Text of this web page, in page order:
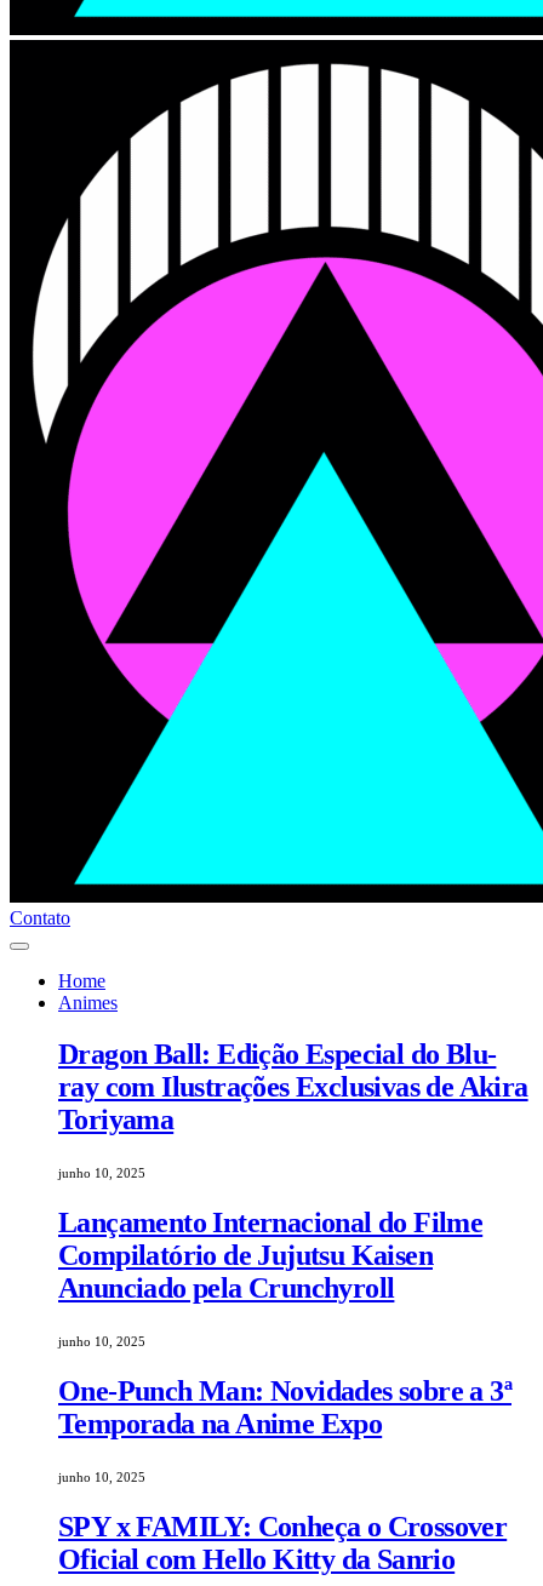
Contato
Home
Animes
Dragon Ball: Edição Especial do Blu-
ray com Ilustrações Exclusivas de Akira
Toriyama
junho 10, 2025
Lançamento Internacional do Filme
Compilatório de Jujutsu Kaisen
Anunciado pela Crunchyroll
junho 10, 2025
One-Punch Man: Novidades sobre a 3ª
Temporada na Anime Expo
junho 10, 2025
SPY x FAMILY: Conheça o Crossover
Oficial com Hello Kitty da Sanrio